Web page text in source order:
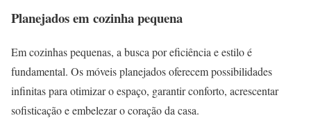
Planejados em cozinha pequena
Em cozinhas pequenas, a busca por eficiência e estilo é
fundamental. Os móveis planejados oferecem possibilidades
infinitas para otimizar o espaço, garantir conforto, acrescentar
sofisticação e embelezar o coração da casa.